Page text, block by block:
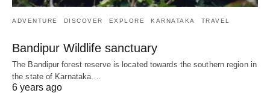
ADVENTURE DISCOVER EXPLORE KARNATAKA TRAVEL
Bandipur Wildlife sanctuary
The Bandipur forest reserve is located towards the southern region in
the state of Karnataka.…
6 years ago